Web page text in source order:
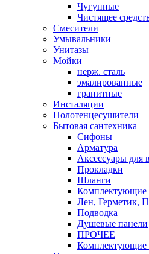
Чугунные
Чистящее
Смесители
Умывальники
Унитазы
Мойки
нерж. сталь
эмалированные
гранитные
Инсталяции
Полотенцесушители
Бытовая сантехника
Сифоны
Арматура
Аксессуары для
Прокладки
Шланги
Комплектующие
Лен, Герметик,
Подводка
Душевые панели
ПРОЧЕЕ
Комплектующие